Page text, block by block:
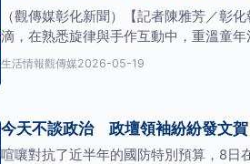
（觀傳媒彰化新聞）【記者陳雅芳／彰
滴，在熟悉旋律與手作互動中，重溫童
生活情報觀傳媒2026-05-19
今天不談政治 政壇領袖紛紛發文賀
喧嚷對抗了近半年的國防特別預算，8日